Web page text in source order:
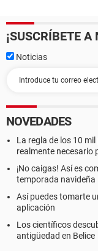
¡SUSCRÍBETE
Noticias
NOVEDADES
La regla de los 10
realmente necesario
¡No caigas! Así es
temporada navideña
Así puedes tomarte
aplicación
Los científicos
antigüedad en Belice